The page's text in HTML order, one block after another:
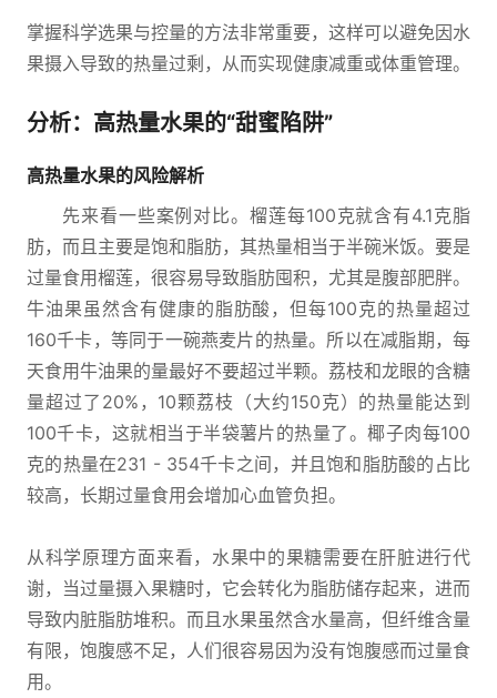
掌握科学选果与控量的方法非常重要，这样可以避免因水
果摄入导致的热量过剩，从而实现健康减重或体重管理。
分析：高热量水果的“甜蜜陷阱”
高热量水果的风险解析
先来看一些案例对比。榴莲每100克就含有4.1克脂
肪，而且主要是饱和脂肪，其热量相当于半碗米饭。要是
过量食用榴莲，很容易导致脂肪囤积，尤其是腹部肥胖。
牛油果虽然含有健康的脂肪酸，但每100克的热量超过
160千卡，等同于一碗燕麦片的热量。所以在减脂期，每
天食用牛油果的量最好不要超过半颗。荔枝和龙眼的含糖
量超过了20%，10颗荔枝（大约150克）的热量能达到
100千卡，这就相当于半袋薯片的热量了。椰子肉每100
克的热量在231 - 354千卡之间，并且饱和脂肪酸的占比
较高，长期过量食用会增加心血管负担。
从科学原理方面来看，水果中的果糖需要在肝脏进行代
谢，当过量摄入果糖时，它会转化为脂肪储存起来，进而
导致内脏脂肪堆积。而且水果虽然含水量高，但纤维含量
有限，饱腹感不足，人们很容易因为没有饱腹感而过量食
用。